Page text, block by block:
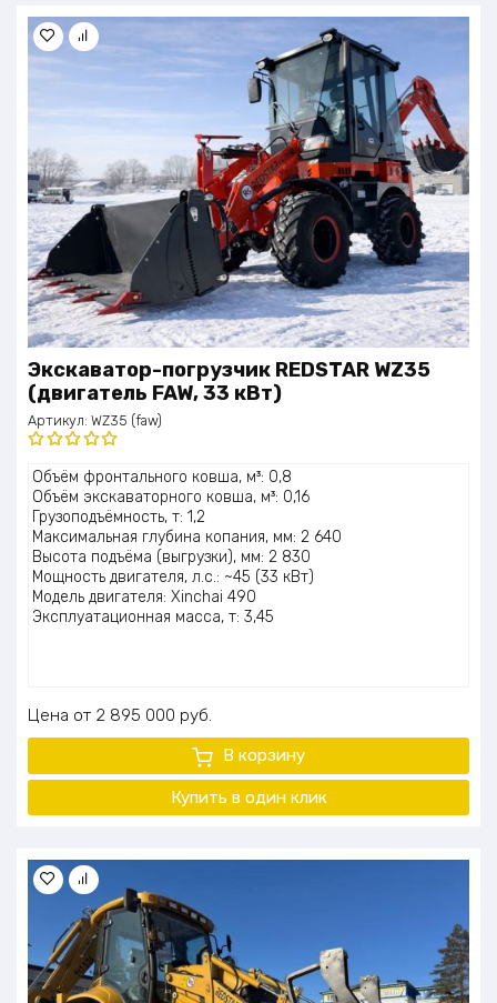
Экскаватор-погрузчик REDSTAR WZ35
(двигатель FAW, 33 кВт)
Артикул: WZ35 (faw)
Оценка
5.00 из 5
Объём фронтального ковша, м³: 0,8
Объём экскаваторного ковша, м³: 0,16
Грузоподъёмность, т: 1,2
Максимальная глубина копания, мм: 2 640
Высота подъёма (выгрузки), мм: 2 830
Мощность двигателя, л.с.: ~45 (33 кВт)
Модель двигателя: Xinchai 490
Эксплуатационная масса, т: 3,45
Цена 2 895 000 руб.
В корзину
Купить в один клик